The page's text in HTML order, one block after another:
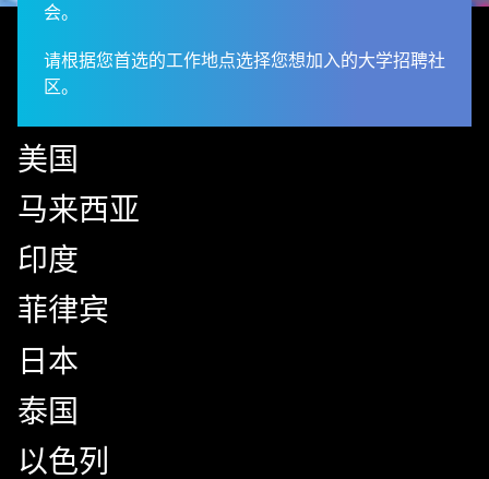
会。
请根据您首选的工作地点选择您想加入的大学招聘社
区。
美国
马来西亚
印度
菲律宾
日本
泰国
以色列